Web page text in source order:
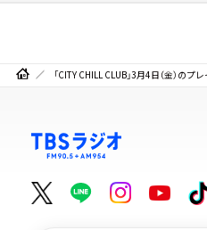
「CITY CHILL CLUB」3月4日（金）のプ